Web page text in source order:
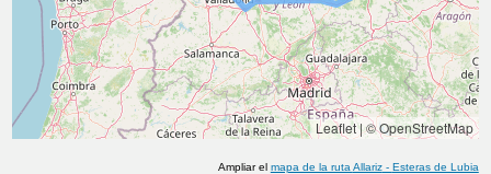
Leaflet|© OpenStreetMap
Ampliar el mapa de la ruta Allariz- Esteras de Lubia